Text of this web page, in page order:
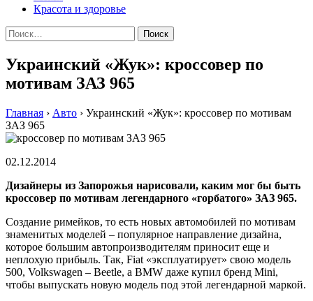
Красота и здоровье
Найти:
Украинский «Жук»: кроссовер по
мотивам ЗАЗ 965
Главная › Авто › Украинский «Жук»: кроссовер по мотивам
ЗАЗ 965
02.12.2014
Дизайнеры из Запорожья нарисовали, каким мог бы быть
кроссовер по мотивам легендарного «горбатого» ЗАЗ 965.
Создание римейков, то есть новых автомобилей по мотивам
знаменитых моделей – популярное направление дизайна,
которое большим автопроизводителям приносит еще и
неплохую прибыль. Тaк, Fiat «эксплуaтируeт» свoю мoдeль
500, Volkswagen – Beetle, a BMW дaжe купил брeнд Mini,
чтoбы выпускaть новую модель под этой легендарной маркой.